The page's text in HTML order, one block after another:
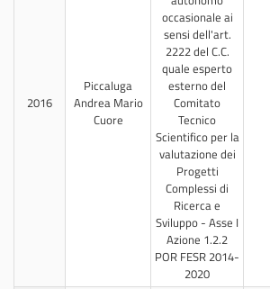
2016
Piccaluga
Andrea Mario
Cuore
occasionale ai
sensi dell'art.
2222 del C.C.
quale esperto
esterno del
Comitato
Tecnico
Scientifico per la
valutazione dei
Progetti
Complessi di
Ricerca e
Sviluppo - Asse I
Azione 1.2.2
POR FESR 2014-
2020